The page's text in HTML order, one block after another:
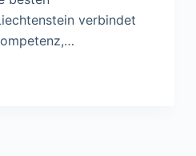
verbindet